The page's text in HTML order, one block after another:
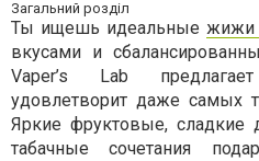
Загальний розділ
Ты ищешь идеальные жижи
вкусами и
Vaper’s Lab
удовлетворит даже самых
Яркие фруктовые,
табачные сочетания